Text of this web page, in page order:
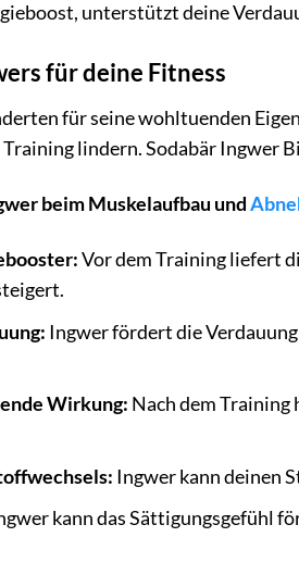
unterstützt deine
für deine Fitness
für seine wohltuenden
lindern. Sodabär Ingwer
beim Muskelaufbau und
Vor dem Training liefert
Ingwer fördert die
Wirkung: Nach dem Training
Ingwer kann deinen
kann das Sättigungsgefühl